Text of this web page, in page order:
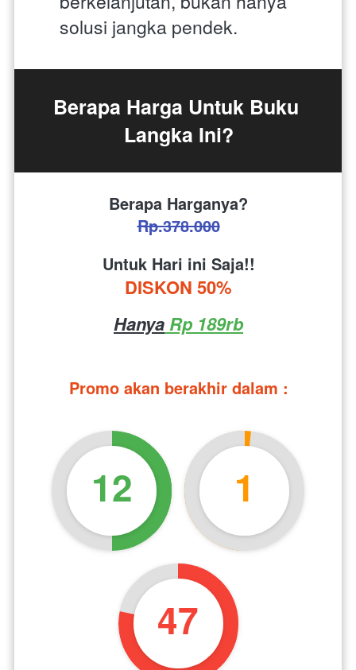
solusi jangka pendek.
Berapa Harga Untuk Buku
Langka Ini?
Berapa Harganya?
Rp.378.000
Untuk Hari ini Saja!!
DISKON 50%
Hanya Rp 189rb
Promo akan berakhir dalam :
12 1
46